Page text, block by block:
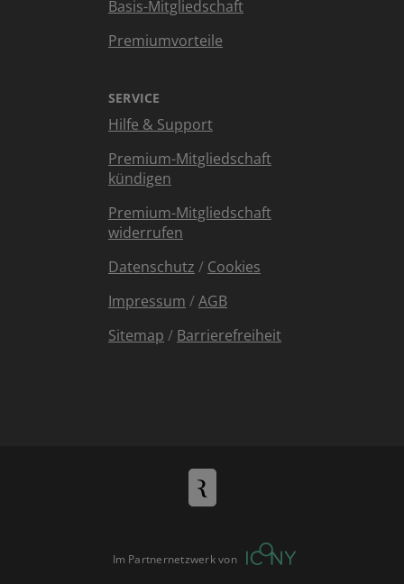
Basis-Mitgliedschaft
Premiumvorteile
SERVICE
Hilfe & Support
Premium-Mitgliedschaft
kündigen
Premium-Mitgliedschaft
widerrufen
Datenschutz / Cookies
Impressum /AGB
Sitemap / Barrierefreiheit
Im Partnernetzwerk von